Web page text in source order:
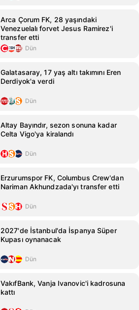
Arca Çorum FK, 28 yaşındaki
Venezuelalı forvet Jesus Ramirez'i
transfer etti
Dün
Galatasaray, 17 yaş altı takımını Eren
Derdiyok'a verdi
Dün
Altay Bayındır, sezon sonuna kadar
Celta Vigo'ya kiralandı
Dün
Erzurumspor FK, Columbus Crew'dan
Nariman Akhundzada'yı transfer etti
Dün
2027'de İstanbul'da İspanya Süper
Kupası oynanacak
Dün
VakıfBank, Vanja Ivanovic'i kadrosuna
kattı